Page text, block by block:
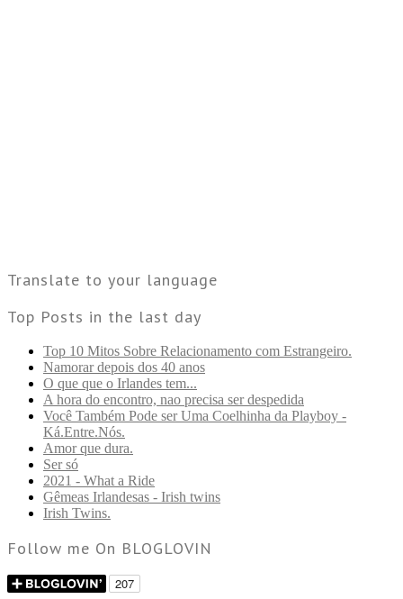
Translate to your language
Top Posts in the last day
Top 10 Mitos Sobre Relacionamento com Estrangeiro.
Namorar depois dos 40 anos
O que que o Irlandes tem...
A hora do encontro, nao precisa ser despedida
Você Também Pode ser Uma Coelhinha da Playboy -
Ká.Entre.Nós.
Amor que dura.
Ser só
2021 - What a Ride
Gêmeas Irlandesas - Irish twins
Irish Twins.
Follow me On BLOGLOVIN